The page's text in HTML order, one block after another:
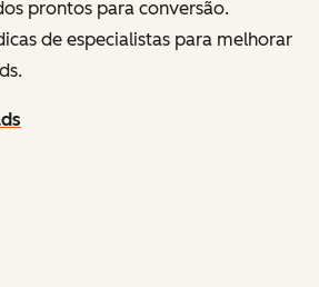
prontos para conversão.
de especialistas para melhorar